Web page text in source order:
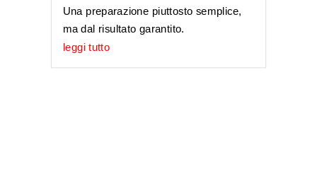
Una preparazione piuttosto semplice,
ma dal risultato garantito.
leggi tutto